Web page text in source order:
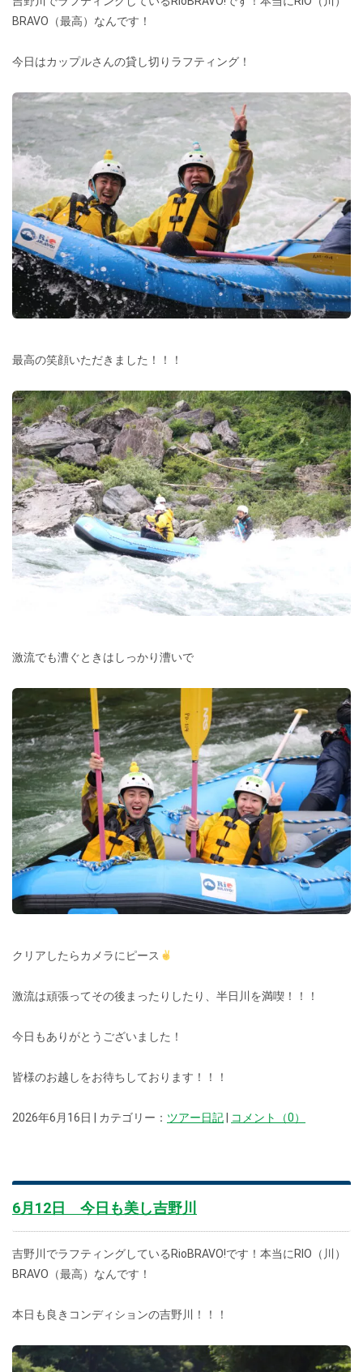
BRAVO（最高）なんです！
今日はカップルさんの貸し切りラフティング！
最高の笑顔いただきました！！！
激流でも漕ぐときはしっかり漕いで
クリアしたらカメラにピース
激流は頑張ってその後まったりしたり、半日川を満喫！！！
今日もありがとうございました！
皆様のお越しをお待ちしております！！！
2026年6月16日 | カテゴリー： ツアー日記 コメント（0）
6月12日 今日も美し吉野川
吉野川でラフティングしているRioBRAVO!です！本当にRIO（川）
BRAVO（最高）なんです！
本日も良きコンディションの吉野川！！！